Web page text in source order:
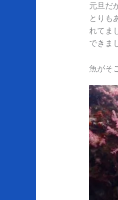
元旦だ
とりも
れてま
できま
魚がそ